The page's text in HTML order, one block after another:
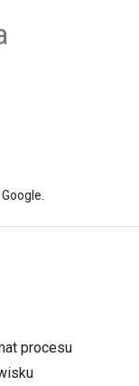
procesu